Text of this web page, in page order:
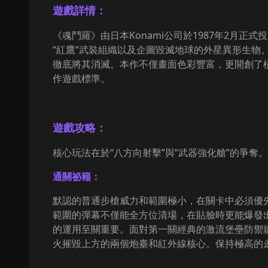
遊戲詳情：
《魂鬥羅》由日本Konami公司於1987年2月正式
“紅鷹”武裝組織以及企圖毀滅地球的外星異形生
徹底將其消滅。本作不僅畫面色彩豐富，更開創
作遊戲標準。
遊戲攻略：
核心玩法在於“八方向射擊”與“武器強化艙”的爭奪。
通關祕籍：
默認的普通步槍威力和範圍極小，在關卡中必須
範圍的彈幕不僅能全方位清場，在貼臉時更能爆發
的運用至關重要。面對第一關經典的激流堡壘防
火摧毀上方的兩個炮臺和紅外線核心。保持極高